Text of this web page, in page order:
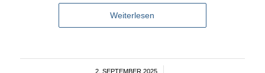
Weiterlesen
2. SEPTEMBER 2025
/